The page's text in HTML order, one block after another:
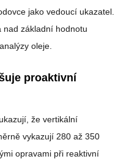
jako vedoucí ukazatel.
nad základní hodnotu
oleje.
proaktivní
že vertikální
vykazují 280 až 350
opravami při reaktivní